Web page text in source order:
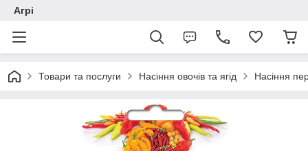
Агрі
Товари та послуги Насіння овочів та ягід Насіння